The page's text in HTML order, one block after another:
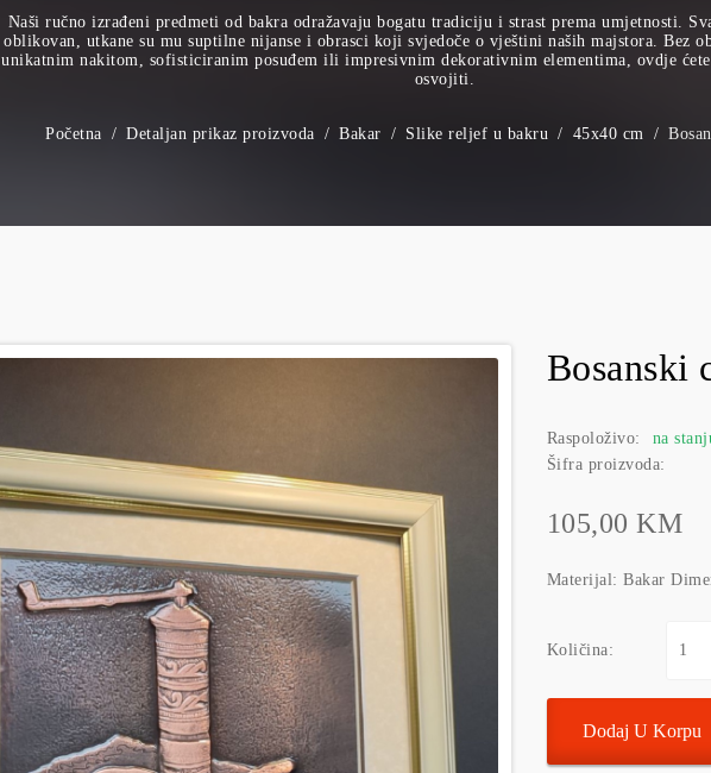
Naši ručno izrađeni predmeti od bakra odražavaju bogatu tradiciju i strast prema umjetnosti.
oblikovan, utkane su mu suptilne nijanse i obrasci koji svjedoče o vještini naših majstora. Bez
unikatnim nakitom, sofisticiranim posuđem ili impresivnim dekorativnim elementima, ovdje ćete
osvojiti.
Početna Detaljan prikaz proizvoda Bakar Slike reljef u bakru 45x40 cm
Bosanski
Raspoloživo:
na
Šifra proizvoda:
105,00 KM
Materijal: Bakar
Količina:
Dodaj U Korpu